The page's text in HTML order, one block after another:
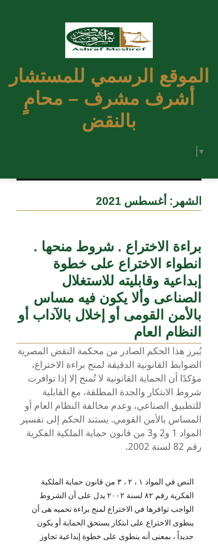
الموقع الرسمي للمستشار
أشرف مشرف – محامٍ
بالنقض
▼
الشهر: أغسطس 2021
براءة الاختراع . شروط منحها .
انطواء الاختراع على خطوة
إبداعية وقابليته للاستغلال
الصناعى وألا يكون فيه مساس
بالأمن القومى أو إخلال بالآداب أو
النظام العام
يُبرز هذا الحكم الصادر من محكمة النقض المصرية
الضوابط القانونية الدقيقة لمنح براءة الاختراع،
مؤكدًا أن الحماية القانونية لا تُمنح إلا إذا توافرت
شروط الابتكار والجدة المطلقة، مع القابلية
للتطبيق الصناعي، وعدم مخالفة النظام العام أو
المساس بالأمن القومي. يستند الحكم إلى تفسير
المواد 1 و2 و3 من قانون حماية الملكية الفكرية
رقم 82 لسنة 2002.
النص في المواد ١ ، ٢ ، ٣ من قانون حماية الملكية
الفكرية رقم ٨٢ لسنة ٢٠٠٢ يدل على أن الشروط
الواجب توافرها في الاختراع لمنح براءة تحميه هى أن
ينطوى الاختراع على ابتكار يستحق الحماية أو يكون
جديداً ، بمعنى أنه ينطوى على خطوة إبداعية تجاوز